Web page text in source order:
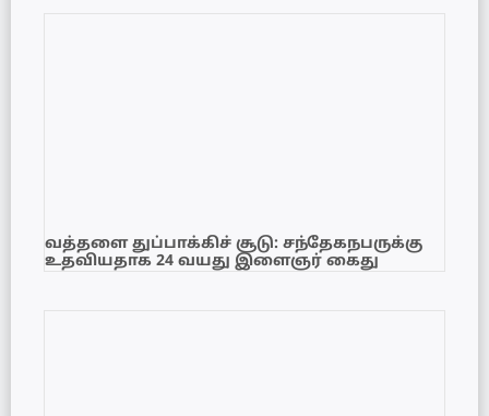
வத்தளை துப்பாக்கிச் சூடு: சந்தேகநபருக்கு
உதவியதாக 24 வயது இளைஞர் கைது